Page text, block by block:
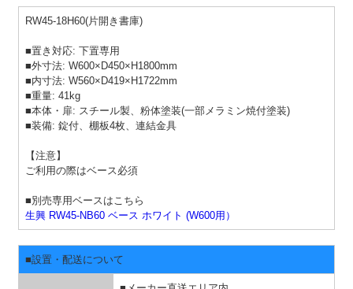
RW45-18H60(片開き書庫)
■置き対応: 下置専用
■外寸法: W600×D450×H1800mm
■内寸法: W560×D419×H1722mm
■重量: 41kg
■本体・扉: スチール製、粉体塗装(一部メラミン焼付塗装)
■装備: 錠付、棚板4枚、連結金具
【注意】
ご利用の際はベース必須
■別売専用ベースはこちら
生興 RW45-NB60 ベース ホワイト (W600用）
■設置・配送について